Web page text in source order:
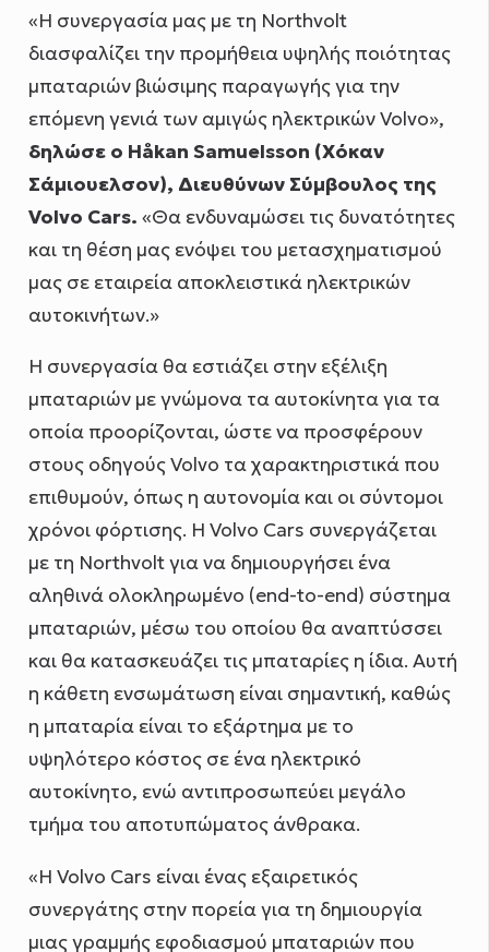
«Η συνεργασία μας με τη Northvolt
διασφαλίζει την προμήθεια υψηλής ποιότητας
μπαταριών βιώσιμης παραγωγής για την
επόμενη γενιά των αμιγώς ηλεκτρικών Volvo»,
δηλώσε ο Håkan Samuelsson (Χόκαν
Σάμιουελσον), Διευθύνων Σύμβουλος της
Volvo Cars. «Θα ενδυναμώσει τις δυνατότητες
και τη θέση μας ενόψει του μετασχηματισμού
μας σε εταιρεία αποκλειστικά ηλεκτρικών
αυτοκινήτων.»
Η συνεργασία θα εστιάζει στην εξέλιξη
μπαταριών με γνώμονα τα αυτοκίνητα για τα
οποία προορίζονται, ώστε να προσφέρουν
στους οδηγούς Volvo τα χαρακτηριστικά που
επιθυμούν, όπως η αυτονομία και οι σύντομοι
χρόνοι φόρτισης. Η Volvo Cars συνεργάζεται
με τη Northvolt για να δημιουργήσει ένα
αληθινά ολοκληρωμένο (end-to-end) σύστημα
μπαταριών, μέσω του οποίου θα αναπτύσσει
και θα κατασκευάζει τις μπαταρίες η ίδια. Αυτή
η κάθετη ενσωμάτωση είναι σημαντική, καθώς
η μπαταρία είναι το εξάρτημα με το
υψηλότερο κόστος σε ένα ηλεκτρικό
αυτοκίνητο, ενώ αντιπροσωπεύει μεγάλο
τμήμα του αποτυπώματος άνθρακα.
«Η Volvo Cars είναι ένας εξαιρετικός
συνεργάτης στην πορεία για τη δημιουργία
μιας γραμμής εφοδιασμού μπαταριών που